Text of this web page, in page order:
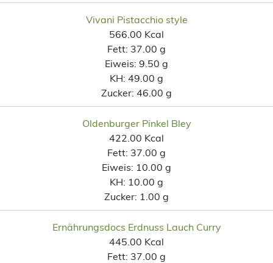
Vivani Pistacchio style
566.00 Kcal
Fett: 37.00 g
Eiweis: 9.50 g
KH: 49.00 g
Zucker: 46.00 g
Oldenburger Pinkel Bley
422.00 Kcal
Fett: 37.00 g
Eiweis: 10.00 g
KH: 10.00 g
Zucker: 1.00 g
Ernährungsdocs Erdnuss Lauch Curry
445.00 Kcal
Fett: 37.00 g